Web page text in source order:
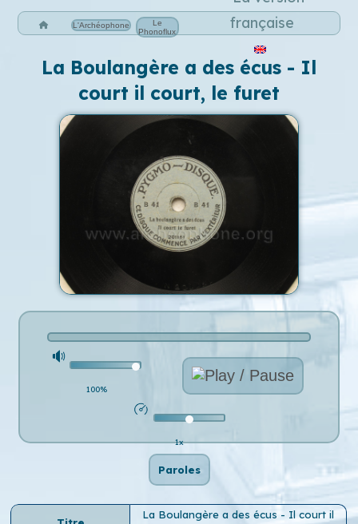
L'Archéophone
Le
Phonoflux
La Boulangère a des écus - Il
court il court, le furet
100%
1x
Paroles
La Boulangère a des écus - Il court il